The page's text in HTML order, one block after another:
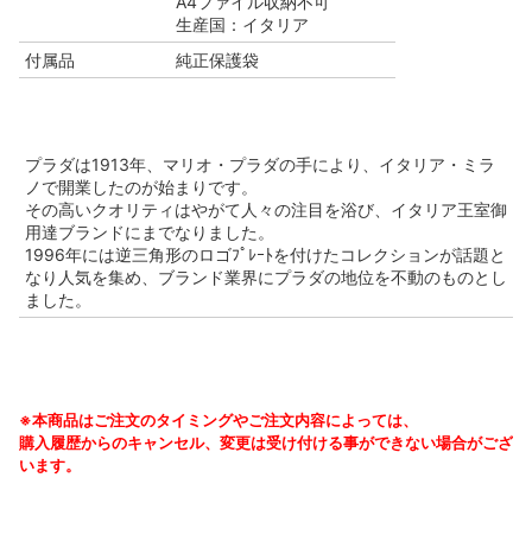
生産国：イタリア
付属品
純正保護袋
プラダは1913年、マリオ・プラダの手により、イタリア・ミラ
ノで開業したのが始まりです。
その高いクオリティはやがて人々の注目を浴び、イタリア王室御
用達ブランドにまでなりました。
1996年には逆三角形のロゴﾌﾟﾚｰﾄを付けたコレクションが話題と
なり人気を集め、ブランド業界にプラダの地位を不動のものとし
ました。
※本商品はご注文のタイミングやご注文内容によっては、
購入履歴からのキャンセル、変更は受け付ける事ができない場合がござ
います。